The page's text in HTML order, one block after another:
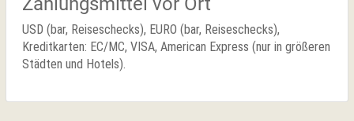
USD (bar, Reiseschecks), EURO (bar, Reiseschecks),
Kreditkarten: EC/MC, VISA, American Express (nur in größeren
Städten und Hotels).